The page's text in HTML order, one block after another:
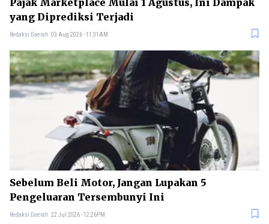
yang Diprediksi Terjadi
Redaksi Daerah 03 Aug 2026 - 11:31AM
Sebelum Beli Motor, Jangan Lupakan 5
Pengeluaran Tersembunyi Ini
Redaksi Daerah 22 Jul 2026 - 12:26PM